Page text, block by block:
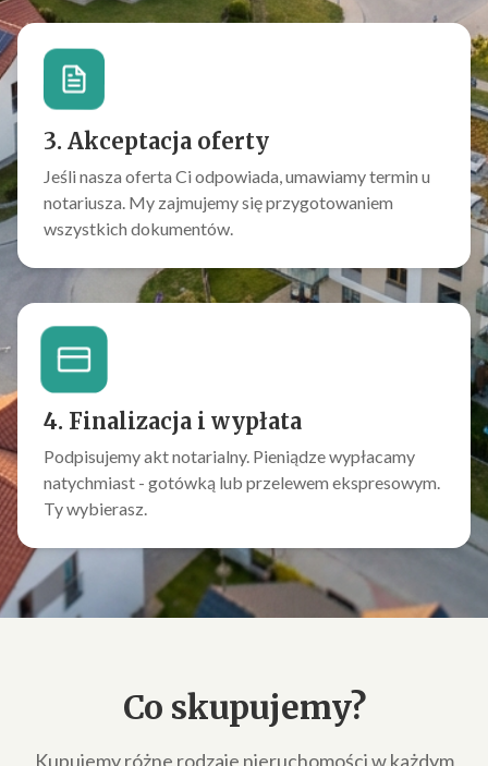
3. Akceptacja oferty
Jeśli nasza oferta Ci odpowiada, umawiamy termin u
notariusza. My zajmujemy się przygotowaniem
wszystkich dokumentów.
4. Finalizacja i wypłata
Podpisujemy akt notarialny. Pieniądze wypłacamy
natychmiast - gotówką lub przelewem ekspresowym.
Ty wybierasz.
Co skupujemy?
Kupujemy różne rodzaje nieruchomości w każdym